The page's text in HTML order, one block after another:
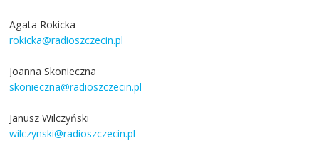
Agata Rokicka
rokicka@radioszczecin.pl
Joanna Skonieczna
skonieczna@radioszczecin.pl
Janusz Wilczyński
wilczynski@radioszczecin.pl